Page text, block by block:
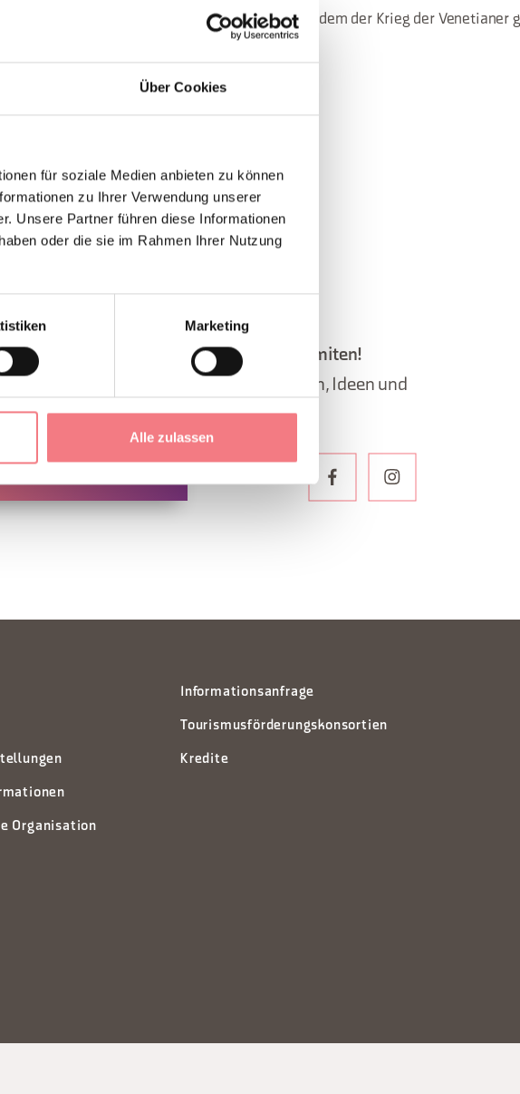
Über Cookies
für soziale Medien anbieten zu können
zu Ihrer Verwendung unserer
Unsere Partner führen diese Informationen
oder die sie im Rahmen Ihrer Nutzung
Marketing
Alle zulassen
Hälfte des 16. Jahrhunderts erweitert, nachdem der Krieg der
dem Bruder von Tizian, zugeschrieben wird.
Sie den Newsletter der Belluneser Dolomiten!
Nachrichten, Informationen, Reiserouten, Ideen und
Urlaub zu jeder Jahreszeit.
Organisation
Informationsanfrage
Tourismusförderungskonsortien
Kredite